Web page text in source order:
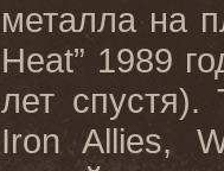
металла на
Heat” 1989
лет спустя).
Iron Allies,